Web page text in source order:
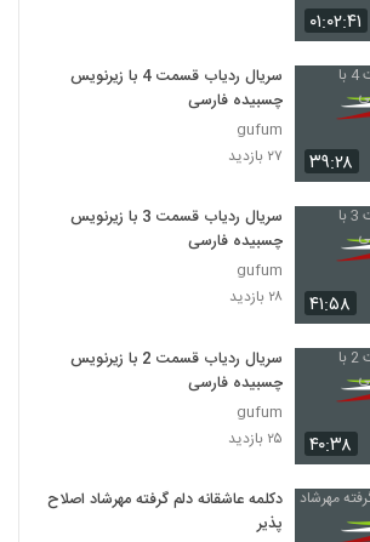
۰۱:۰۲:۴۱
۳۹:۲۸
سریال ردیاب قسمت 4 با زیرنویس
چسبیده فارسی
gufum
۲۷ بازدید
۴۱:۵۸
سریال ردیاب قسمت 3 با زیرنویس
چسبیده فارسی
gufum
۲۸ بازدید
۴۰:۳۸
سریال ردیاب قسمت 2 با زیرنویس
چسبیده فارسی
gufum
۲۵ بازدید
دکلمه عاشقانه دلم گرفته مهرشاد اصلاح
پذیر